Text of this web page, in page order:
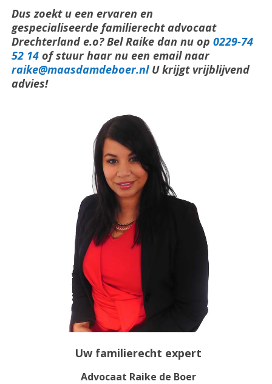
Dus zoekt u een ervaren en
gespecialiseerde familierecht advocaat
Drechterland e.o? Bel Raike dan nu op 0229-74
52 14 of stuur haar nu een email naar
raike@maasdamdeboer.nl U krijgt vrijblijvend
advies!
Uw familierecht expert
Advocaat Raike de Boer